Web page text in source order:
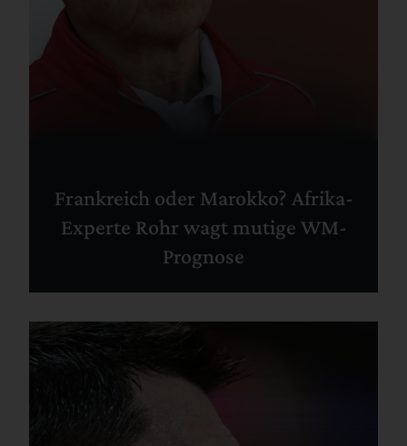
Frankreich oder Marokko? Afrika-
Experte Rohr wagt mutige WM-
Prognose